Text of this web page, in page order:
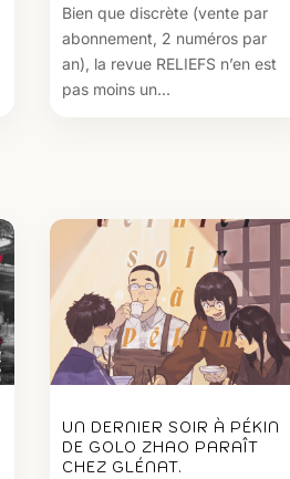
Bien que discrète (vente par
abonnement, 2 numéros par
an), la revue RELIEFS n’en est
pas moins un...
UN DERNIER SOIR À PÉKIN
DE GOLO ZHAO PARAÎT
CHEZ GLÉNAT.